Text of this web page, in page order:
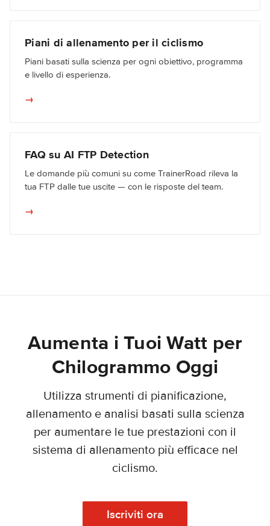
Piani di allenamento per il ciclismo
Piani basati sulla scienza per ogni obiettivo, programma
e livello di esperienza.
→
FAQ su AI FTP Detection
Le domande più comuni su come TrainerRoad rileva la
tua FTP dalle tue uscite — con le risposte del team.
→
Aumenta i Tuoi Watt per
Chilogrammo Oggi
Utilizza strumenti di pianificazione,
allenamento e analisi basati sulla scienza
per aumentare le tue prestazioni con il
sistema di allenamento più efficace nel
ciclismo.
Iscriviti ora